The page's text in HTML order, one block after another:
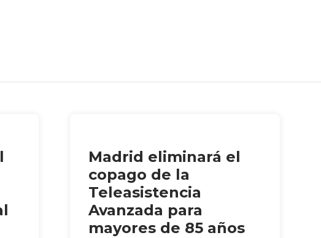
Madrid eliminará el
copago de la
Teleasistencia
Avanzada para
mayores de 85 años